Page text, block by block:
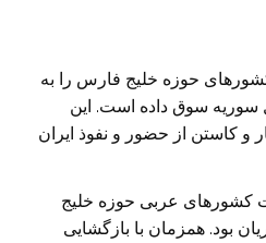
حوزه خلیج فارس را به
سوریه سوق داده است. این
و کاستن از حضور و نفوذ ایران
کشورهای عربی حوزه خلیج
بود. همزمان با بازگشایی